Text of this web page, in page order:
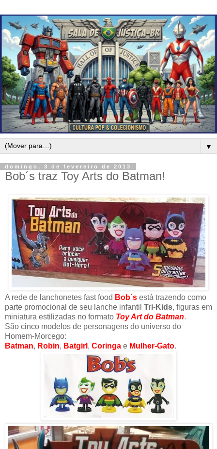
▼
domingo, 3 de fevereiro de 2013
Bob´s traz Toy Arts do Batman!
A rede de lanchonetes fast food Bob´s está trazendo como
parte promocional de seu lanche infantil Tri-Kids, figuras em
miniatura estilizadas no formato Toy Art do Batman.
São cinco modelos de personagens do universo do
Homem-Morcego:
Batman, Robin, Batgirl , Coringa e Mulher-Gato.